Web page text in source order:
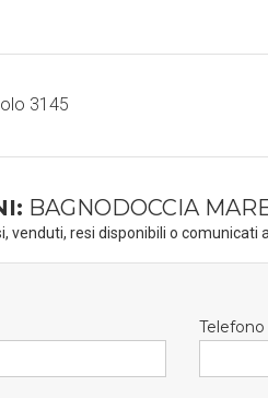
3145
BAGNODOCCIA
venduti, resi disponibili o comunicati
Telefono